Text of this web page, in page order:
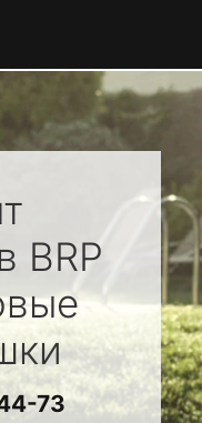
BRP
73